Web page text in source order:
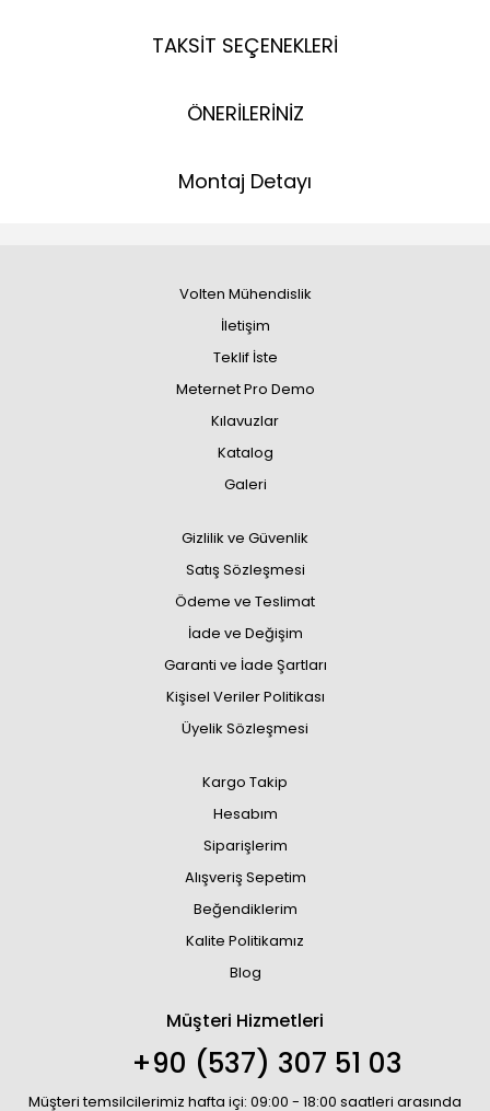
TAKSİT SEÇENEKLERİ
ÖNERİLERİNİZ
Montaj Detayı
Volten Mühendislik
İletişim
Teklif İste
Meternet Pro Demo
Kılavuzlar
Katalog
Galeri
Gizlilik ve Güvenlik
Satış Sözleşmesi
Ödeme ve Teslimat
İade ve Değişim
Garanti ve İade Şartları
Kişisel Veriler Politikası
Üyelik Sözleşmesi
Kargo Takip
Hesabım
Siparişlerim
Alışveriş Sepetim
Beğendiklerim
Kalite Politikamız
Blog
Müşteri Hizmetleri
+90 (537) 307 51 03
Müşteri temsilcilerimiz hafta içi: 09:00 - 18:00 saatleri arasında